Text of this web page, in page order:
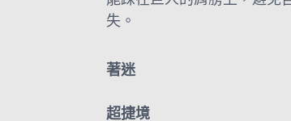
失。
著迷
超捷境